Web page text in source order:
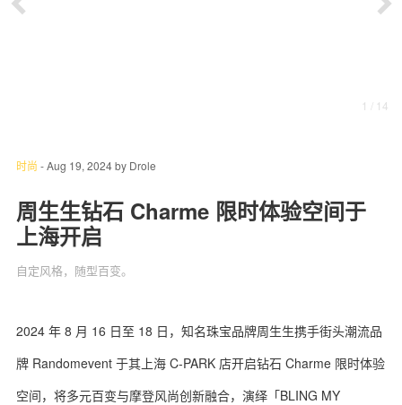
科 技
1 / 14
时尚 -Aug 19, 2024by Drole
周生生钻石 Charme 限时体验空间于
上海开启
自定风格，随型百变。
2024 年 8 月 16 日至 18 日，知名珠宝品牌周生生携手街头潮流品
牌 Randomevent 于其上海 C-PARK 店开启钻石 Charme 限时体验
空间，将多元百变与摩登风尚创新融合，演绎「BLING MY